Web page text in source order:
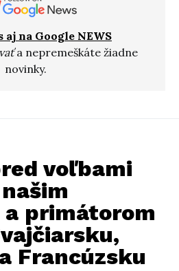
aj na Google NEWS
a nepremeškáte žiadne
novinky.
voľbami
primátorom
Francúzsku